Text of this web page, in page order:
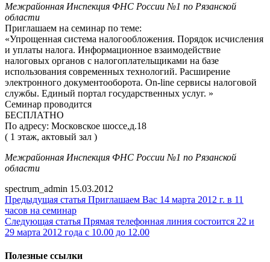
Межрайонная Инспекция ФНС России №1 по Рязанской
области
Приглашаем на семинар по теме:
«Упрощенная система налогообложения. Порядок исчисления
и уплаты налога. Информационное взаимодействие
налоговых органов с налогоплательщиками на базе
использования современных технологий. Расширение
электронного документооборота. On-line сервисы налоговой
службы. Единый портал государственных услуг. »
Семинар проводится
БЕСПЛАТНО
По адресу: Московское шоссе,д.18
( 1 этаж, актовый зал )
Межрайонная Инспекция ФНС России №1 по Рязанской
области
spectrum_admin 15.03.2012
Предыдущая статья Приглашаем Вас 14 марта 2012 г. в 11
часов на семинар
Следующая статья Прямая телефонная линия состоится 22 и
29 марта 2012 года с 10.00 до 12.00
Полезные ссылки